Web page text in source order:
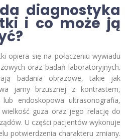
diagnostyka
i co może ją
opiera się na połączeniu wywiadu
oraz badań laboratoryjnych.
badania obrazowe, takie jak
jamy brzusznej z kontrastem,
lub endoskopowa ultrasonografia,
guza oraz jego relację do
U części pacjentów wykonuje
potwierdzenia charakteru zmiany.